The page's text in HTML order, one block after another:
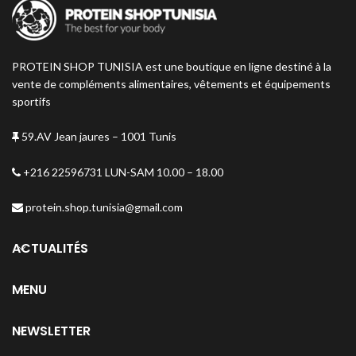
PROTEIN SHOP TUNISIA est une boutique en ligne destiné à la
vente de compléments alimentaires, vêtements et équipements
sportifs
59.AV Jean jaures – 1001 Tunis
+216 22596731 LUN-SAM 10.00 – 18.00
protein.shop.tunisia@gmail.com
ACTUALITÉS
MENU
NEWSLETTER